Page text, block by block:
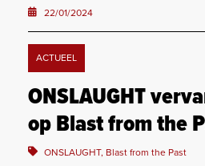
22/01/2024
ACTUEEL
ONSLAUGHT
op Blast from the
ONSLAUGHT, Blast from the Past